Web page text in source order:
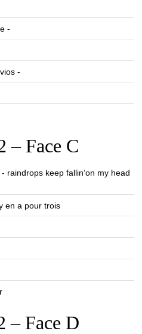
-
-
– Face C
raindrops keep fallin‘on my head
en a pour trois
– Face D